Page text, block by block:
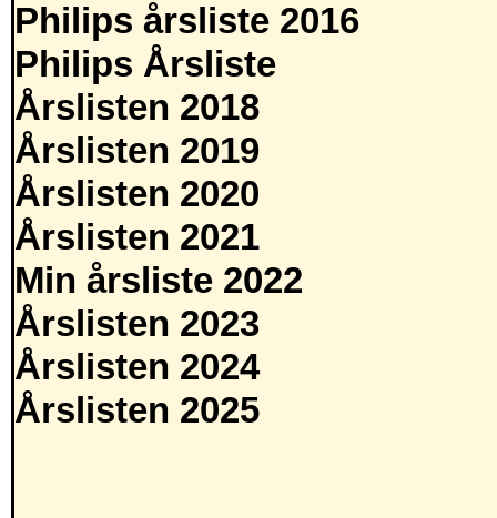
Philips årsliste 2016
Philips Årsliste
Årslisten 2018
Årslisten 2019
Årslisten 2020
Årslisten 2021
Min årsliste 2022
Årslisten 2023
Årslisten 2024
Årslisten 2025